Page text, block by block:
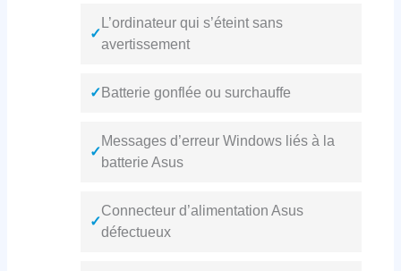
✓
L’ordinateur qui s’éteint sans
avertissement
✓ Batterie gonflée ou surchauffe
✓
Messages d’erreur Windows liés à la
batterie Asus
✓
Connecteur d’alimentation Asus
défectueux